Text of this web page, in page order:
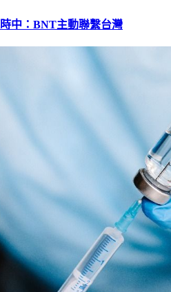
中：BNT主動聯繫台灣